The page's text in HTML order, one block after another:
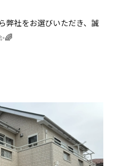
弊社をお選びいただき、誠